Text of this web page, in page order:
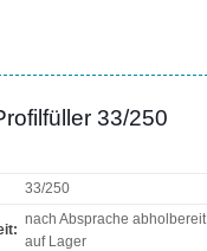
33/250
33/250
nach Absprache abholbereit
auf Lager